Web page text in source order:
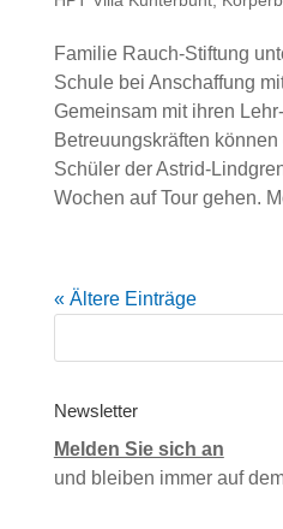
Familie Rauch-Stiftung
Schule bei Anschaffung
Gemeinsam mit ihren
Betreuungskräften
Schüler der Astrid-
Wochen auf Tour gehen.
« Ältere Einträge
Newsletter
Melden Sie sich an
und bleiben immer auf